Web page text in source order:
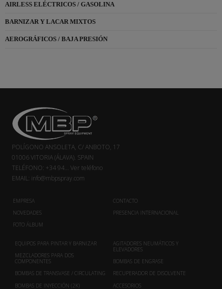
AIRLESS ELÉCTRICOS / GASOLINA
BARNIZAR Y LACAR MIXTOS
AEROGRÁFICOS / BAJA PRESIÓN
POLÍGONO ANSOLETA, C/ ANBOTO, 17
01006 VITORIA (ÁLAVA). SPAIN
TELÉFONO: +34 94... Ver teléfono
EMAIL: info@mbpspray.com
EMPRESA
NOVEDADES
FOTO ÁLBUM
CONTACTO
PRESENCIA INTERNACIONAL
EQUIPOS PARA PINTAR Y BARNIZAR
MEZCLADORES PARA DOS
COMPONENTES
BOMBAS DE TRANSVASE / CIRCULATING
BOMBAS DE INYECCIÓN (2K)
AGITADORES NEUMÁTICOS Y
ELEVADORES
BOMBAS DE ENGRASE
RECUPERADOR DE DISOLVENTE
ACCESORIOS